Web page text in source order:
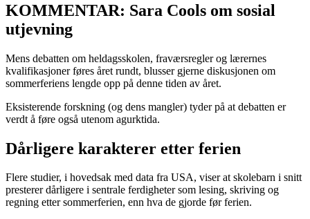
KOMMENTAR: Sara Cools om sosial
utjevning
Mens debatten om heldagsskolen, fraværsregler og lærernes
kvalifikasjoner føres året rundt, blusser gjerne diskusjonen om
sommerferiens lengde opp på denne tiden av året.
Eksisterende forskning (og dens mangler) tyder på at debatten er
verdt å føre også utenom agurktida.
Dårligere karakterer etter ferien
Flere studier, i hovedsak med data fra USA, viser at skolebarn i snitt
presterer dårligere i sentrale ferdigheter som lesing, skriving og
regning etter sommerferien, enn hva de gjorde før ferien.